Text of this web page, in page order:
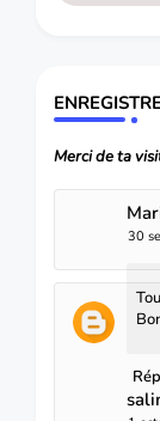
Merci de ta
30